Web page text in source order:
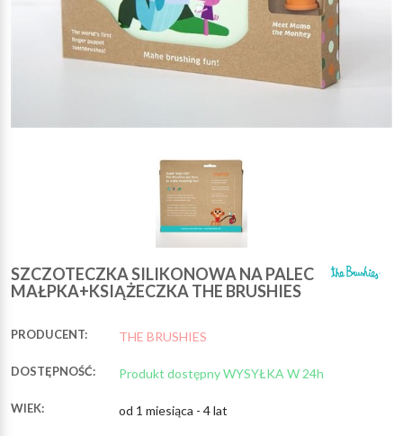
SZCZOTECZKA SILIKONOWA NA PALEC
MAŁPKA+KSIĄŻECZKA THE BRUSHIES
PRODUCENT: THE BRUSHIES
DOSTĘPNOŚĆ: Produkt dostępny WYSYŁKA W 24h
WIEK: od 1 miesiąca - 4 lat